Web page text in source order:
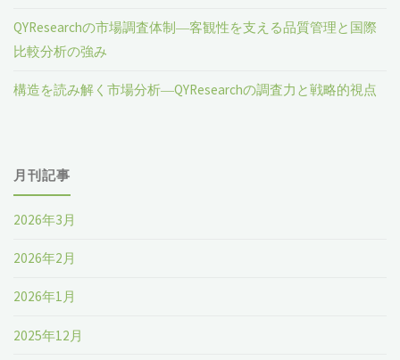
QYResearchの市場調査体制―客観性を支える品質管理と国際
比較分析の強み
構造を読み解く市場分析―QYResearchの調査力と戦略的視点
月刊記事
2026年3月
2026年2月
2026年1月
2025年12月